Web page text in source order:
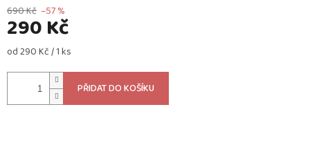
690 Kč –57 %
290 Kč
Měrná
od 290 Kč / 1 ks
PŘIDAT DO KOŠÍKU